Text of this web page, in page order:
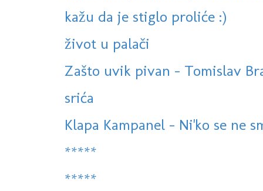
kažu da je stiglo proliće :)
život u palači
Zašto uvik pivan - Tomislav
srića
Klapa Kampanel - Ni'ko se ne
*****
*****